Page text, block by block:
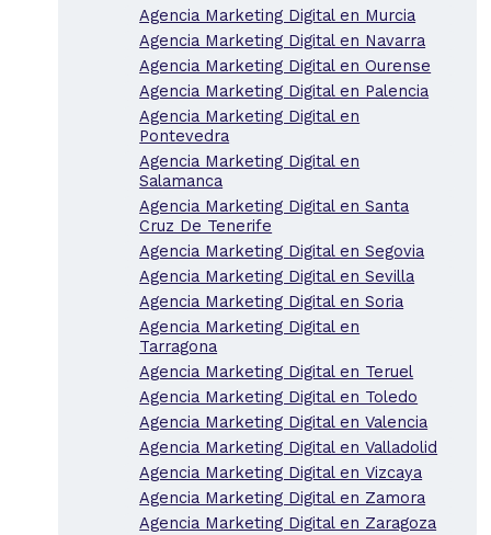
Agencia Marketing Digital en Murcia
Agencia Marketing Digital en Navarra
Agencia Marketing Digital en Ourense
Agencia Marketing Digital en Palencia
Agencia Marketing Digital en
Pontevedra
Agencia Marketing Digital en
Salamanca
Agencia Marketing Digital en Santa
Cruz De Tenerife
Agencia Marketing Digital en Segovia
Agencia Marketing Digital en Sevilla
Agencia Marketing Digital en Soria
Agencia Marketing Digital en
Tarragona
Agencia Marketing Digital en Teruel
Agencia Marketing Digital en Toledo
Agencia Marketing Digital en Valencia
Agencia Marketing Digital en Valladolid
Agencia Marketing Digital en Vizcaya
Agencia Marketing Digital en Zamora
Agencia Marketing Digital en Zaragoza